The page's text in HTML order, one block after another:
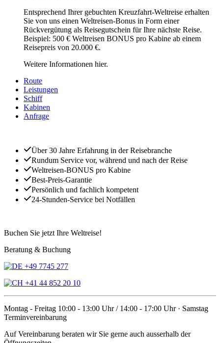
Entsprechend Ihrer gebuchten Kreuzfahrt-Weltreise erhalten
Sie von uns einen Weltreisen-Bonus in Form einer
Rückvergütung als Reisegutschein für Ihre nächste Reise.
Beispiel: 500 € Weltreisen BONUS pro Kabine ab einem
Reisepreis von 20.000 €.
Weitere Informationen hier.
Route
Leistungen
Schiff
Kabinen
Anfrage
Über 30 Jahre Erfahrung in der Reisebranche
Rundum Service vor, während und nach der Reise
Weltreisen-BONUS pro Kabine
Best-Preis-Garantie
Persönlich und fachlich kompetent
24-Stunden-Service bei Notfällen
Buchen Sie jetzt Ihre Weltreise!
Beratung & Buchung
+49 7745 277
+41 44 852 20 10
Montag - Freitag 10:00 - 13:00 Uhr / 14:00 - 17:00 Uhr · Samstag
Terminvereinbarung
Auf Vereinbarung beraten wir Sie gerne auch ausserhalb der